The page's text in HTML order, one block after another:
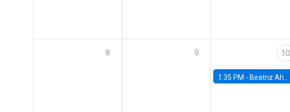
8 9 10
1:35 PM - Beatriz Ahumada, PhD candidate, Universidad de Pittsburgh